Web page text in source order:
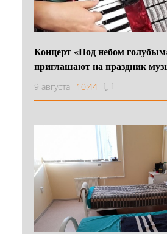
Концерт «Под небом
приглашают на праздник
9 августа 10:44